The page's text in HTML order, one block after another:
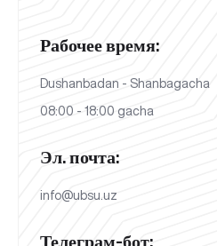
Рабочее время:
Dushanbadan - Shanbagacha
08:00 - 18:00 gacha
Эл. почта:
info@ubsu.uz
Телеграм-бот: